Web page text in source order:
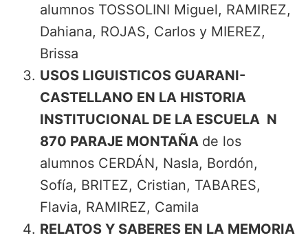
alumnos TOSSOLINI Miguel, RAMIREZ,
Dahiana, ROJAS, Carlos y MIEREZ,
Brissa
USOS LIGUISTICOS GUARANI-
CASTELLANO EN LA HISTORIA
INSTITUCIONAL DE LA ESCUELA N
870 PARAJE MONTAÑA de los
alumnos CERDÁN, Nasla, Bordón,
Sofía, BRITEZ, Cristian, TABARES,
Flavia, RAMIREZ, Camila
RELATOS Y SABERES EN LA MEMORIA